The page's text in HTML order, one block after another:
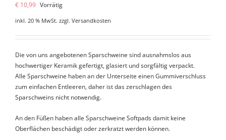
€ 10,99 Vorrätig
inkl. 20 % MwSt. zzgl. Versandkosten
Die von uns angebotenen Sparschweine sind ausnahmslos aus
hochwertiger Keramik gefertigt, glasiert und sorgfältig verpackt.
Alle Sparschweine haben an der Unterseite einen Gummiverschluss
zum einfachen Entleeren, daher ist das zerschlagen des
Sparschweins nicht notwendig.
An den Füßen haben alle Sparschweine Softpads damit keine
Oberflächen beschädigt oder zerkratzt werden können.